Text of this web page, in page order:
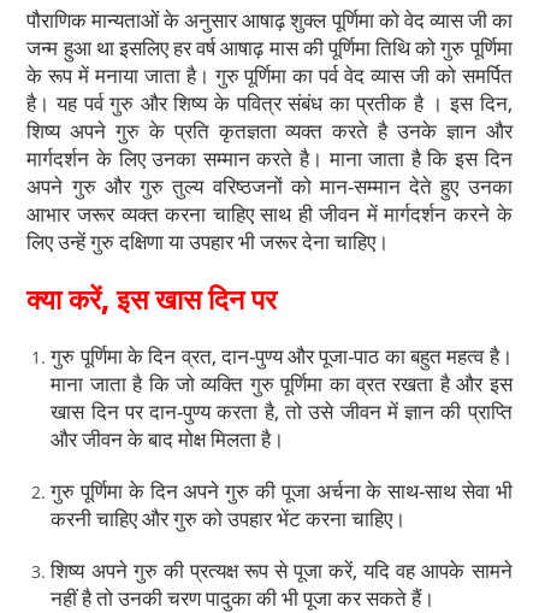
पौराणिक मान्यताओं के अनुसार आषाढ़ शुक्ल पूर्णिमा को वेद व्यास जी का
जन्म हुआ था इसलिए हर वर्ष आषाढ़ मास की पूर्णिमा तिथि को गुरु पूर्णिमा
के रूप में मनाया जाता है। गुरु पूर्णिमा का पर्व वेद व्यास जी को समर्पित
है। यह पर्व गुरु और शिष्य के पवित्र संबंध का प्रतीक है । इस दिन,
शिष्य अपने गुरु के प्रति कृतज्ञता व्यक्त करते है उनके ज्ञान और
मार्गदर्शन के लिए उनका सम्मान करते है। माना जाता है कि इस दिन
अपने गुरु और गुरु तुल्य वरिष्ठजनों को मान-सम्मान देते हुए उनका
आभार जरूर व्यक्त करना चाहिए साथ ही जीवन में मार्गदर्शन करने के
लिए उन्हें गुरु दक्षिणा या उपहार भी जरूर देना चाहिए।
क्या करें, इस खास दिन पर
गुरु पूर्णिमा के दिन व्रत, दान-पुण्य और पूजा-पाठ का बहुत महत्व है।
माना जाता है कि जो व्यक्ति गुरु पूर्णिमा का व्रत रखता है और इस
खास दिन पर दान-पुण्य करता है, तो उसे जीवन में ज्ञान की प्राप्ति
और जीवन के बाद मोक्ष मिलता है।
गुरु पूर्णिमा के दिन अपने गुरु की पूजा अर्चना के साथ-साथ सेवा भी
करनी चाहिए और गुरु को उपहार भेंट करना चाहिए।
शिष्य अपने गुरु की प्रत्यक्ष रूप से पूजा करें, यदि वह आपके सामने
नहीं है तो उनकी चरण पादुका की भी पूजा कर सकते हैं।